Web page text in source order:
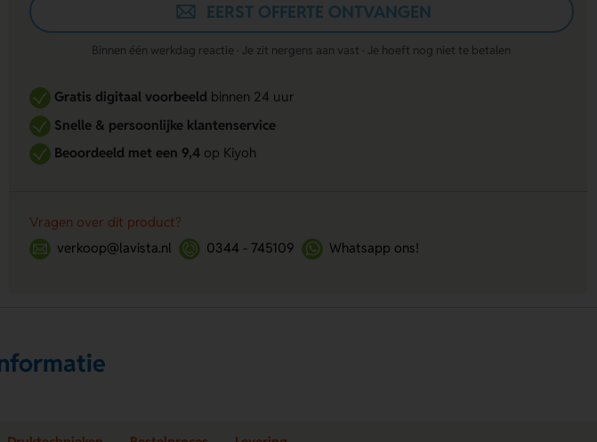
EERST OFFERTE ONTVANGEN
Binnen één werkdag reactie · Je zit nergens aan vast · Je hoeft nog niet te betalen
Gratis digitaal voorbeeldbinnen 24 uur
Snelle & persoonlijke klantenservice
Beoordeeld met een 9,4op Kiyoh
Vragen over dit product?
verkoop@lavista.nl
0344 - 745109 Whatsapp ons!